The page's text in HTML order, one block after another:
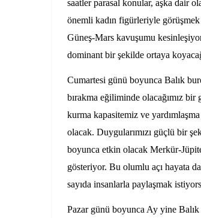
saatler parasal konular, aşka dair
önemli kadın figürleriyle
Güneş-Mars kavuşumu
dominant bir şekilde ortaya
Cumartesi günü boyunca Balık
bırakma eğiliminde olacağımız bir
kurma kapasitemiz ve
olacak. Duygularımızı güçlü bir
boyunca etkin olacak Merkür-
gösteriyor. Bu olumlu açı hayata
sayıda insanlarla paylaşmak
Pazar günü boyunca Ay yine Balık